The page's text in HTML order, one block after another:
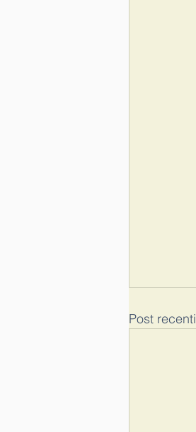
Post recenti